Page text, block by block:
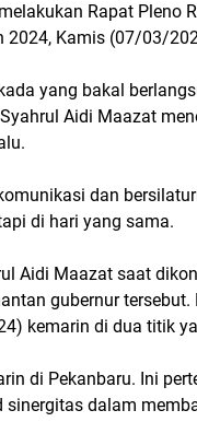
Rapat Pleno
2024, Kamis (07/03/
yang bakal
Aidi Maazat
dan
di hari yang sama.
Aidi Maazat saat
gubernur
kemarin di dua titik
di Pekanbaru. Ini
dalam